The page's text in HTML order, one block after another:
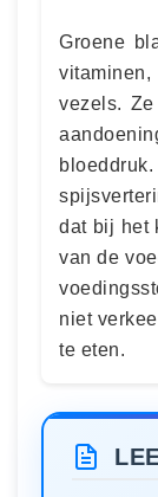
Groene
vezels.
dat bij het
van de
niet
te eten.